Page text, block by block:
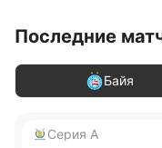
Последние
Байя
Серия А